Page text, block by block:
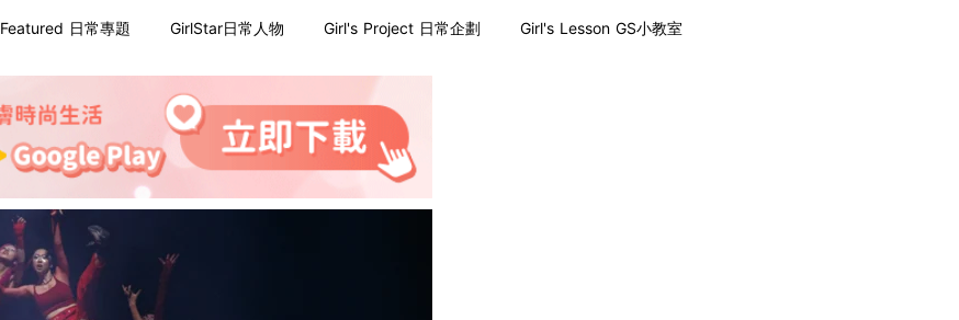
Featured 日常專題 GirlStar日常人物 Girl's Project 日常企劃 Girl's Lesson GS小教室